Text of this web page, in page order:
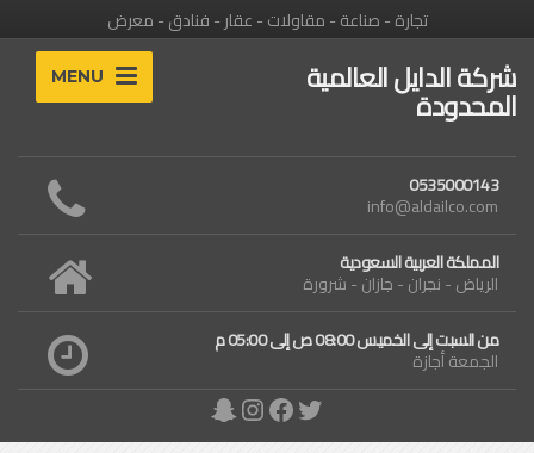
تجارة - صناعة - مقاولات - عقار - فنادق - معرض
شركة الدايل العالمية
المحدودة
MENU
0535000143
info@aldailco.com
المملكة العربية السعودية
الرياض - نجران - جازان - شرورة
من السبت إلى الخميس 08:00 ص إلى 05:00 م
الجمعة أجازة
Twitter
Facebook
Instagram
Snapchat